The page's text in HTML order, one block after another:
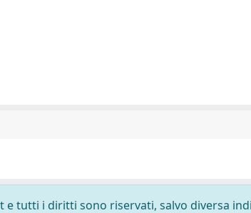
tutti i diritti sono riservati, salvo diversa